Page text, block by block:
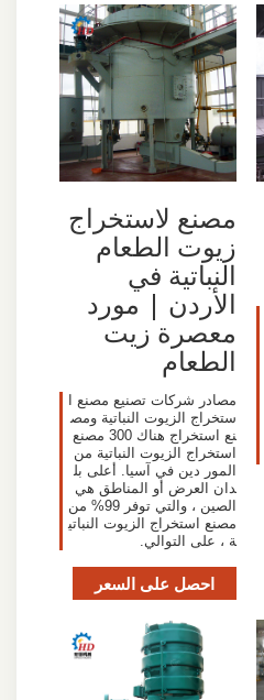
مصنع لاستخراج
زيوت الطعام
النباتية في
الأردن | مورد
معصرة زيت
الطعام
مصادر شركات تصنيع مصنع ا
ستخراج الزيوت النباتية ومص
نع استخراج هناك 300 مصنع
استخراج الزيوت النباتية من
المور دين في آسيا. أعلى بل
دان العرض أو المناطق هي
الصين ، والتي توفر 99% من
مصنع استخراج الزيوت النباتي
ة ، على التوالي.
احصل على السعر